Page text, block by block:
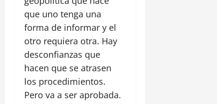
que uno tenga una
forma de informar y el
otro requiera otra. Hay
desconfianzas que
hacen que se atrasen
los procedimientos.
Pero va a ser aprobada.